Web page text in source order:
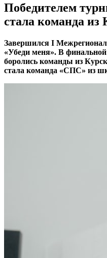
Победителем
стала команда из
Завершился I
«Убеди меня». В финальной
боролись команды из
стала команда «СПС» из